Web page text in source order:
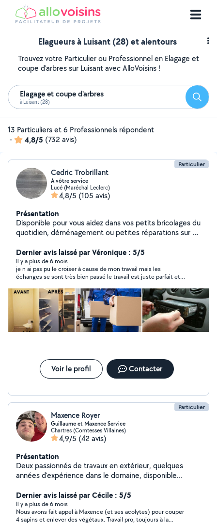
Elagueurs à Luisant (28) et alentours
Trouvez votre Particulier ou Professionnel en Elagage et
coupe d'arbres sur Luisant avec AlloVoisins !
Elagage et coupe d'arbres
à Luisant (28)
13 Particuliers et 6 Professionnels répondent
-
4,8/5 (732 avis)
Particulier
Cedric Trobrillant
A vôtre service
Lucé (Maréchal Leclerc)
4,8/5 (105 avis)
Présentation
Disponible pour vous aidez dans vos petits bricolages du
quotidien, déménagement ou petites réparations sur un
pointilleuse.
Dernier avis laissé par Véronique : 5/5
Il y a plus de 6 mois
je n ai pas pu le croiser à cause de mon travail mais les
échanges se sont très bien passé le travail est juste parfait et il
Voir le profil Contacter
Particulier
Maxence Royer
Guillaume et Maxence Service
Chartres (Comtesses Villaines)
4,9/5 (42 avis)
Présentation
Deux passionnés de travaux en extérieur, quelques
années d'expérience dans le domaine, disponible
Dernier avis laissé par Cécile : 5/5
Il y a plus de 6 mois
Nous avons fait appel à Maxence (et ses acolytes) pour couper
4 sapins et enlever des végétaux. Travail pro, toujours à la